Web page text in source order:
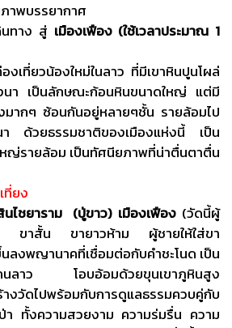
าพบรรยากาศ
าง สู่ เมืองเฟือง (ใช้เวลาประมาณ 1
งเที่ยวน้องใหม่ในลาว ที่มีเขาหินปูนโผล่
นา เป็นลักษณะก้อนหินขนาดใหญ่ แต่มี
มากๆ ซ้อนกันอยู่หลายๆชั้น รายล้อมไป
ด้วยธรรมชาติของเมืองแห่งนี้ เป็น
ญ่รายล้อม เป็นทัศนียภาพที่น่าตื่นตาตื่น
ที่ยง
ไชยาราม (ปู่ขาว) เมืองเฟือง (วัดนี้ผู้
ขาสั้น ขายาวห้าม ผู้ชายให้ใส่ขา
ลงพญานาคที่เชื่อมต่อกับคำชะโนด เป็น
นลาว โอบอ้อมด้วยขุนเขาภูหินสูง
วัดไปพร้อมกับการดูแลธรรมควบคู่กับ
า ทั้งความสวยงาม ความร่มรื่น ความ